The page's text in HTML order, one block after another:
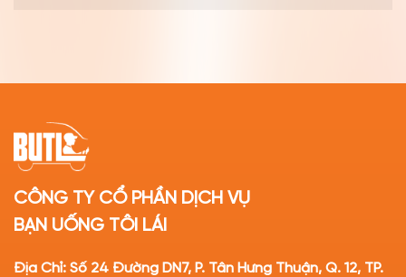
CÔNG TY CỔ PHẦN DỊCH VỤ
BẠN UỐNG TÔI LÁI
Địa Chỉ: Số 24 Đường DN7, P. Tân Hưng Thuận, Q. 12, TP.